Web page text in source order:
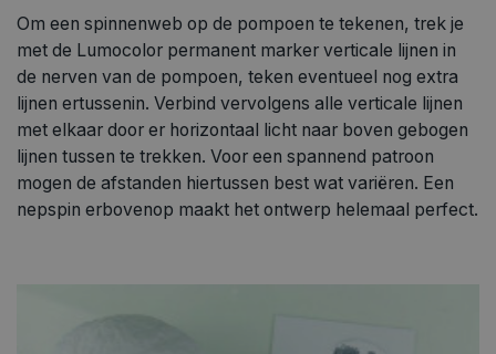
Om een spinnenweb op de pompoen te tekenen, trek je
met de Lumocolor permanent marker verticale lijnen in
de nerven van de pompoen, teken eventueel nog extra
lijnen ertussenin. Verbind vervolgens alle verticale lijnen
met elkaar door er horizontaal licht naar boven gebogen
lijnen tussen te trekken. Voor een spannend patroon
mogen de afstanden hiertussen best wat variëren. Een
nepspin erbovenop maakt het ontwerp helemaal perfect.